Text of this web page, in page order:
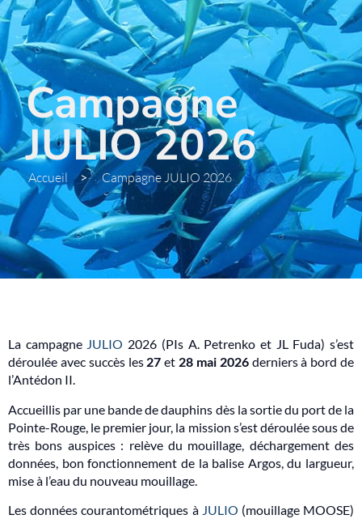
Campagne
JULIO 2026
Accueil > Campagne JULIO 2026
La campagne JULIO 2026 (PIs A. Petrenko et JL Fuda) s’est
déroulée avec succès les 27 et 28 mai 2026derniers à bord de
l’Antédon II.
Accueillis par une bande de dauphins dès la sortie du port de la
Pointe-Rouge, le premier jour, la mission s’est déroulée sous de
très bons auspices : relève du mouillage, déchargement des
données, bon fonctionnement de la balise Argos, du largueur,
mise à l’eau du nouveau mouillage.
Les données courantométriques à JULIO (mouillage MOOSE)